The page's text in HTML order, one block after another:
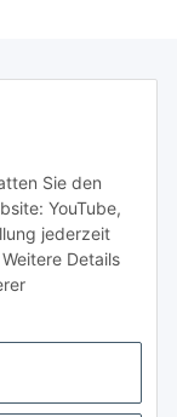
Ihrer
widerruflich
per E-Mail zu.
Abonnieren
Sie den
YouTube,
jederzeit
Details